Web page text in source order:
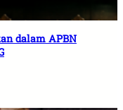
dalam APBN